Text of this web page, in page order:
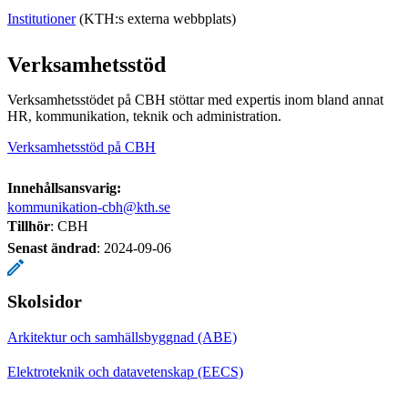
Institutioner(KTH:s externa webbplats)
Verksamhetsstöd
Verksamhetsstödet på CBH stöttar med expertis inom bland annat
HR, kommunikation, teknik och administration.
Verksamhetsstöd på CBH
Innehållsansvarig:
kommunikation-cbh@kth.se
Tillhör: CBH
Senast ändrad: 2024-09-06
Skolsidor
Arkitektur och samhällsbyggnad (ABE)
Elektroteknik och datavetenskap (EECS)